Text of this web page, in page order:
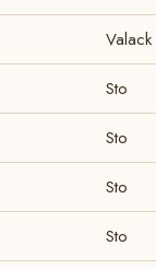
Valack
Sto
Sto
Sto
Sto